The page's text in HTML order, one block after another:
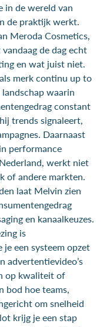
in de wereld van
de praktijk werkt.
Meroda Cosmetics,
de dag echt
en wat juist niet.
merk continu up to
waarin
constant
trends signaleert,
Daarnaast
performance
werkt niet
of andere markten.
laat Melvin zien
en kanaalkeuzes.
is
een systeem opzet
advertentievideo’s
op kwaliteit of
bod hoe teams,
om snelheid
krijg je een stap